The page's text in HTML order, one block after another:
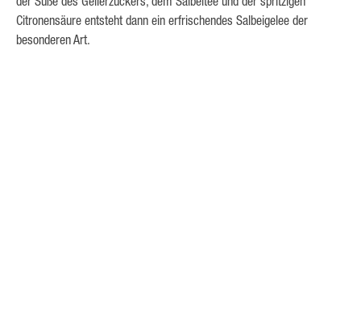
Citronensäure entsteht dann ein erfrischendes Salbeigelee der
besonderen Art.